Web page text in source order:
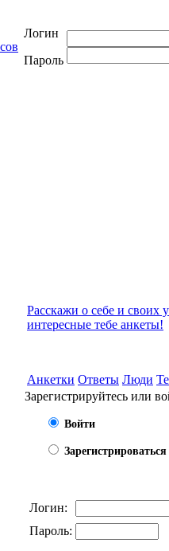
Логин
Пароль
Расскажи о себе и своих
интересные тебе анкеты!
Анкетки Ответы Люди
Зарегистрируйтесь или
Войти
Зарегистрироваться
Логин:
Пароль: